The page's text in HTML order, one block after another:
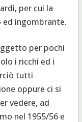
per cui la
ingombrante.
per pochi
i ricchi ed i
tutti
oppure ci si
vedere, ad
nel 1955/56 e